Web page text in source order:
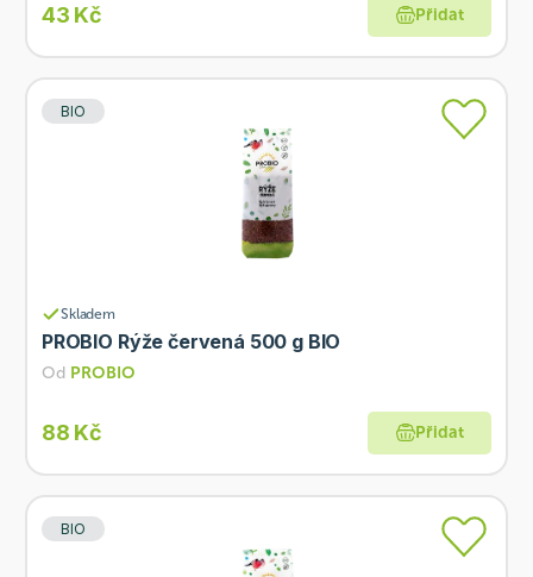
43 Kč Přidat
BIO
Skladem
PROBIO Rýže červená 500 g BIO
Od PROBIO
88 Kč Přidat
BIO